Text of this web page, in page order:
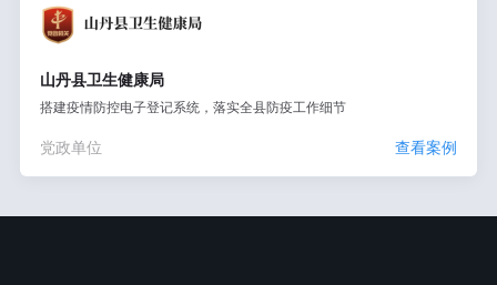
山丹县卫生健康局
搭建疫情防控电子登记系统，落实全县防疫工作细节
党政单位 查看案例